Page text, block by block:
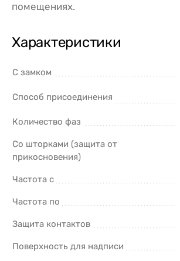
помещениях.
Характеристики
С замком
Способ присоединения
Количество фаз
Со шторками (защита от
прикосновения)
Частота с
Частота по
Защита контактов
Поверхность для надписи